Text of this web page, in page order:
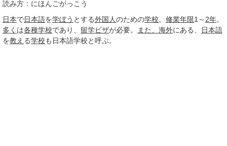
読み方：にほんごがっこう
日本で日本語を学ぼう とする外国人のための学校。 修業年限1～ 2年。
多く は各種学校であり、 留学ビザが必要。 また、 海外にある、
日本語
を教え る学校も日本語学校と呼ぶ。